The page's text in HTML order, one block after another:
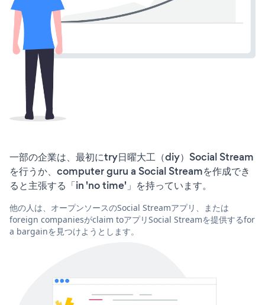
一部の企業は、最初にtry日曜大工（diy）Social Stream
を行うか、computer guru a Social Streamを作成でき
ると主張する「in 'no time'」を持っています。
他の人は、オープンソースのSocial Streamアプリ、または
foreign companiesがclaim toアプリSocial Streamを提供するfor
a bargainを見つけようとします。